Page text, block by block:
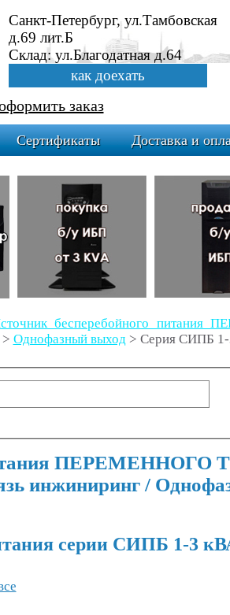
Санкт-Петербург, ул.Тамбовская
д.69 лит.Б
Склад: ул.Благодатная д.64
как доехать
заказ
Сертификаты Доставка и
бесперебойного
Однофазный выход> Серия СИПБ 1-
ПЕРЕМЕННОГО
инжиниринг /
серии СИПБ 1-3